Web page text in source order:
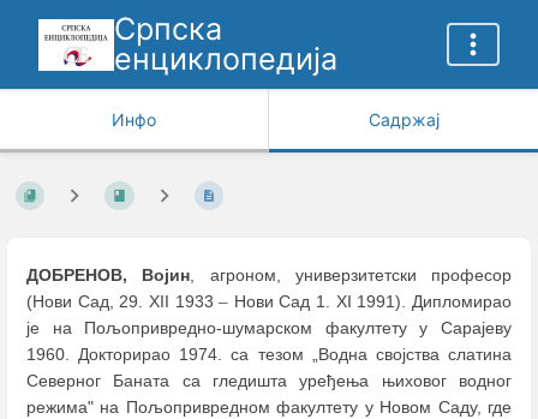
Српска
енциклопедија
Инфо Садржај
ДОБРЕНОВ, Војин, агроном, универзитетски професор
(Нови Сад, 29. XII 1933– Нови Сад 1. XI 1991). Дипломирао
је на Пољопривредно-шумарском факултету у Сарајеву
1960. Докторирао 1974. са тезом „Водна својства слатина
Северног Баната са гледишта уређења њиховог водног
режима" на Пољопривредном факултету у Новом Саду, где